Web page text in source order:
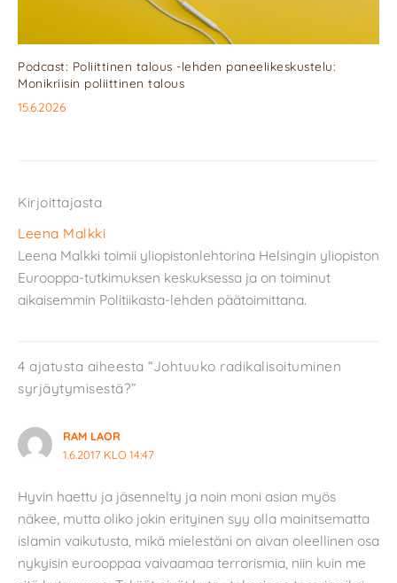
Podcast: Poliittinen talous -lehden paneelikeskustelu:
Monikriisin poliittinen talous
15.6.2026
Kirjoittajasta
Leena Malkki
Leena Malkki toimii yliopistonlehtorina Helsingin yliopiston
Eurooppa-tutkimuksen keskuksessa ja on toiminut
aikaisemmin Politiikasta-lehden päätoimittana.
4 ajatusta aiheesta “Johtuuko radikalisoituminen
syrjäytymisestä?”
RAM LAOR
1.6.2017 KLO 14:47
Hyvin haettu ja jäsennelty ja noin moni asian myös
näkee, mutta oliko jokin erityinen syy olla mainitsematta
islamin vaikutusta, mikä mielestäni on aivan oleellinen osa
nykyisin eurooppaa vaivaamaa terrorismia, niin kuin me